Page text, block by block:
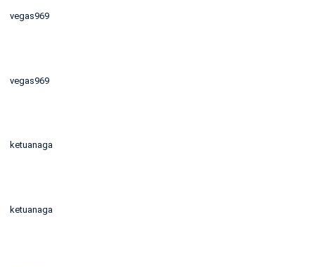
vegas969
vegas969
ketuanaga
ketuanaga